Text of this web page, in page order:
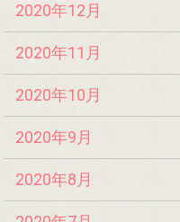
2020年12月
2020年11月
2020年10月
2020年9月
2020年8月